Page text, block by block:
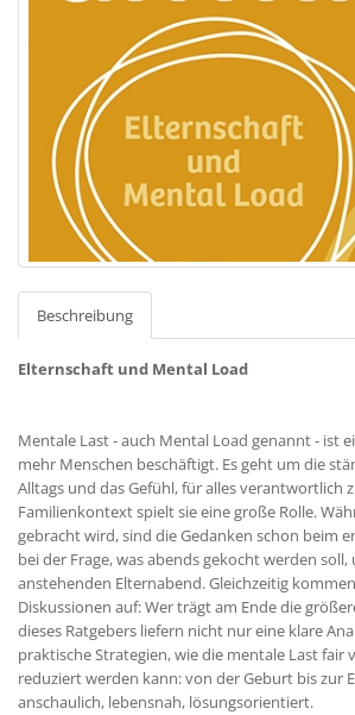
Beschreibung
Elternschaft und Mental Load
Mentale Last - auch Mental Load genannt - ist
mehr Menschen beschäftigt. Es geht um die
Alltags und das Gefühl, für alles verantwortlich
Familienkontext spielt sie eine große Rolle.
gebracht wird, sind die Gedanken schon beim
bei der Frage, was abends gekocht werden soll,
anstehenden Elternabend. Gleichzeitig
Diskussionen auf: Wer trägt am Ende die
dieses Ratgebers liefern nicht nur eine klare
praktische Strategien, wie die mentale Last
reduziert werden kann: von der Geburt bis zur
anschaulich, lebensnah, lösungsorientiert.